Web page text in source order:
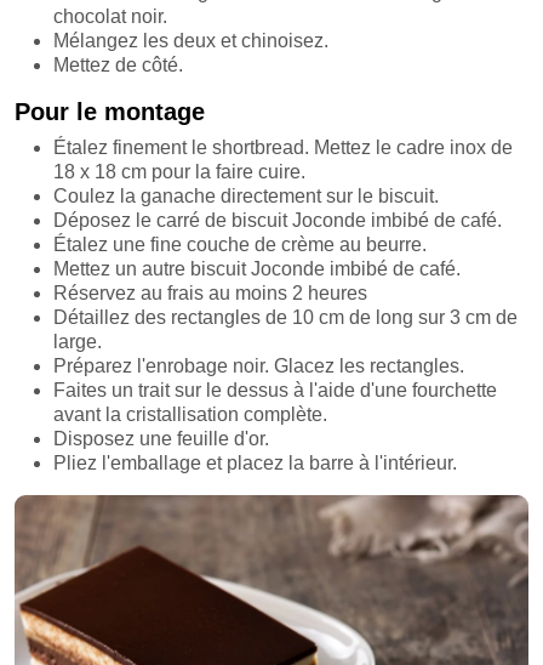
chocolat noir.
Mélangez les deux et chinoisez.
Mettez de côté.
Pour le montage
Étalez finement le shortbread. Mettez le cadre inox de
18 x 18 cm pour la faire cuire.
Coulez la ganache directement sur le biscuit.
Déposez le carré de biscuit Joconde imbibé de café.
Étalez une fine couche de crème au beurre.
Mettez un autre biscuit Joconde imbibé de café.
Réservez au frais au moins 2 heures
Détaillez des rectangles de 10 cm de long sur 3 cm de
large.
Préparez l'enrobage noir. Glacez les rectangles.
Faites un trait sur le dessus à l'aide d'une fourchette
avant la cristallisation complète.
Disposez une feuille d'or.
Pliez l'emballage et placez la barre à l'intérieur.